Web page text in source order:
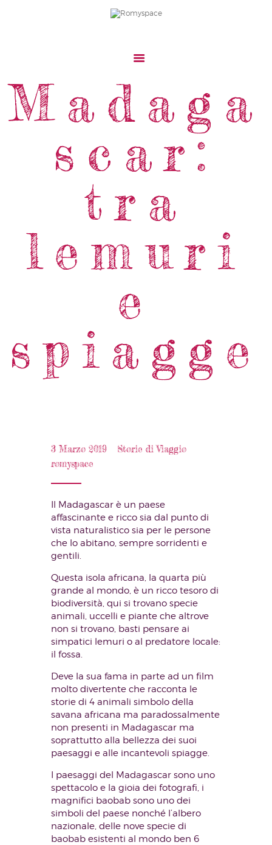
Madaga
scar:
tra
lemuri
e
spiagge
Home
Storie Di Viaggio
Cibo Dal Mondo
Viaggia Con Noi
News & Tips
Chi Siamo
Contatti
3 Marzo 2019
Storie di Viaggio
romyspace
Il Madagascar è un paese
affascinante e ricco sia dal punto di
vista naturalistico sia per le persone
che lo abitano, sempre sorridenti e
gentili.
Questa isola africana, la quarta più
grande al mondo, è un ricco tesoro di
biodiversità, qui si trovano specie
animali, uccelli e piante che altrove
non si trovano, basti pensare ai
simpatici lemuri o al predatore locale:
il fossa.
Deve la sua fama in parte ad un film
molto divertente che racconta le
storie di 4 animali simbolo della
savana africana ma paradossalmente
non presenti in Madagascar ma
soprattutto alla bellezza dei suoi
paesaggi e alle incantevoli spiagge.
I paesaggi del Madagascar sono uno
spettacolo e la gioia dei fotografi, i
magnifici baobab sono uno dei
simboli del paese nonché l’albero
nazionale, delle nove specie di
baobab esistenti al mondo ben 6